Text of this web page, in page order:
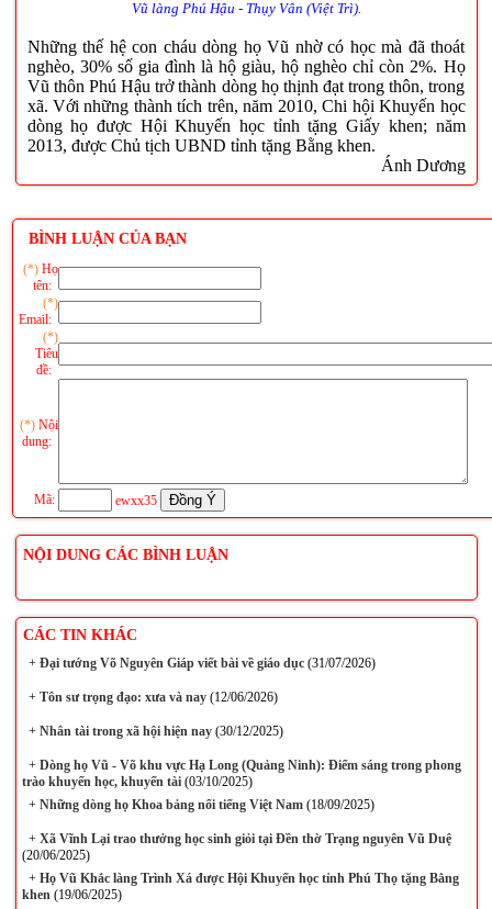
Vũ làng Phú Hậu - Thụy Vân (Việt Trì).
Những thế hệ con cháu dòng họ Vũ nhờ có học mà đã thoát
nghèo, 30% số gia đình là hộ giàu, hộ nghèo chỉ còn 2%. Họ
Vũ thôn Phú Hậu trở thành dòng họ thịnh đạt trong thôn, trong
xã. Với những thành tích trên, năm 2010, Chi hội Khuyến học
dòng họ được Hội Khuyến học tỉnh tặng Giấy khen; năm
2013, được Chủ tịch UBND tỉnh tặng Bằng khen.
Ánh Dương
BÌNH LUẬN CỦA BẠN
(*) Họ
tên:
(*)
Email:
(*)
Tiêu
đề:
(*) Nội
dung:
Mã: ewxx35
NỘI DUNG CÁC BÌNH LUẬN
CÁC TIN KHÁC
+Đại tướng Võ Nguyên Giáp viết bài về giáo dục(31/07/2026)
+Tôn sư trọng đạo: xưa và nay(12/06/2026)
+Nhân tài trong xã hội hiện nay(30/12/2025)
+Dòng họ Vũ - Võ khu vực Hạ Long (Quảng Ninh): Điểm sáng trong phong
trào khuyến học, khuyến tài(03/10/2025)
+Những dòng họ Khoa bảng nổi tiếng Việt Nam(18/09/2025)
+Xã Vĩnh Lại trao thưởng học sinh giỏi tại Đền thờ Trạng nguyên Vũ Duệ
(20/06/2025)
+Họ Vũ Khắc làng Trình Xá được Hội Khuyến học tỉnh Phú Thọ tặng Bằng
khen(19/06/2025)